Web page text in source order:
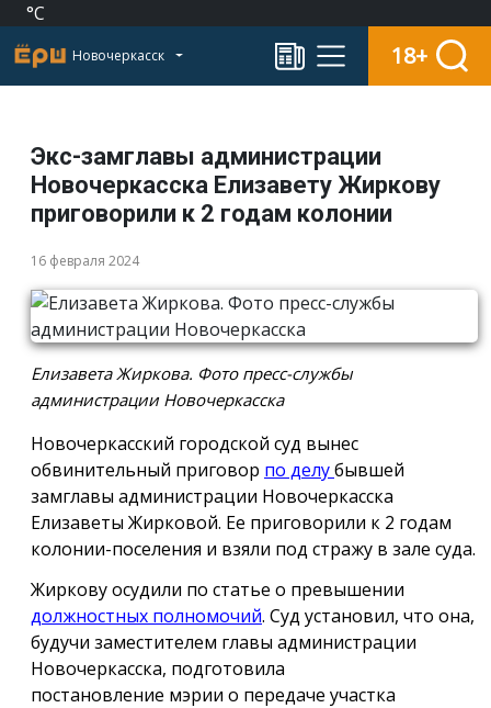
°C
Новочеркасск 18+
Экс-замглавы администрации
Новочеркасска Елизавету Жиркову
приговорили к 2 годам колонии
16 февраля 2024
Елизавета Жиркова. Фото пресс-службы
администрации Новочеркасска
Новочеркасский городской суд вынес
обвинительный приговор по делубывшей
замглавы администрации Новочеркасска
Елизаветы Жирковой. Ее приговорили к 2 годам
колонии-поселения и взяли под стражу в зале суда.
Жиркову осудили по статье о превышении
должностных полномочий. Суд установил, что она,
будучи заместителем главы администрации
Новочеркасска, подготовила
постановление мэрии о передаче участка